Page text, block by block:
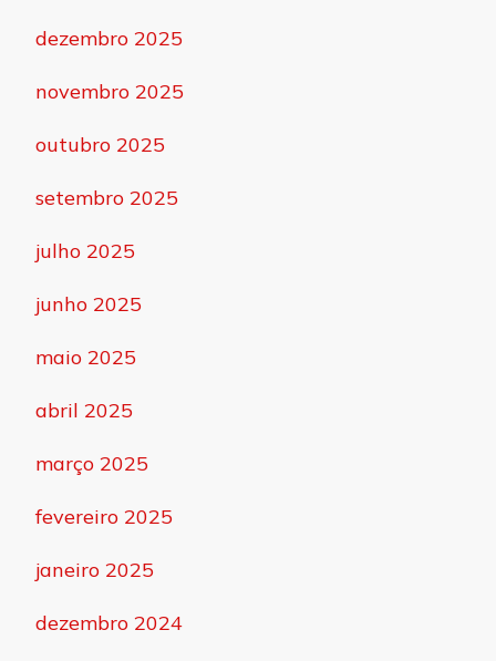
dezembro 2025
novembro 2025
outubro 2025
setembro 2025
julho 2025
junho 2025
maio 2025
abril 2025
março 2025
fevereiro 2025
janeiro 2025
dezembro 2024